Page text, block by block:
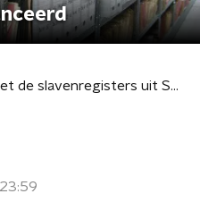
Database met de slavenregisters uit Suriname gelanceerd